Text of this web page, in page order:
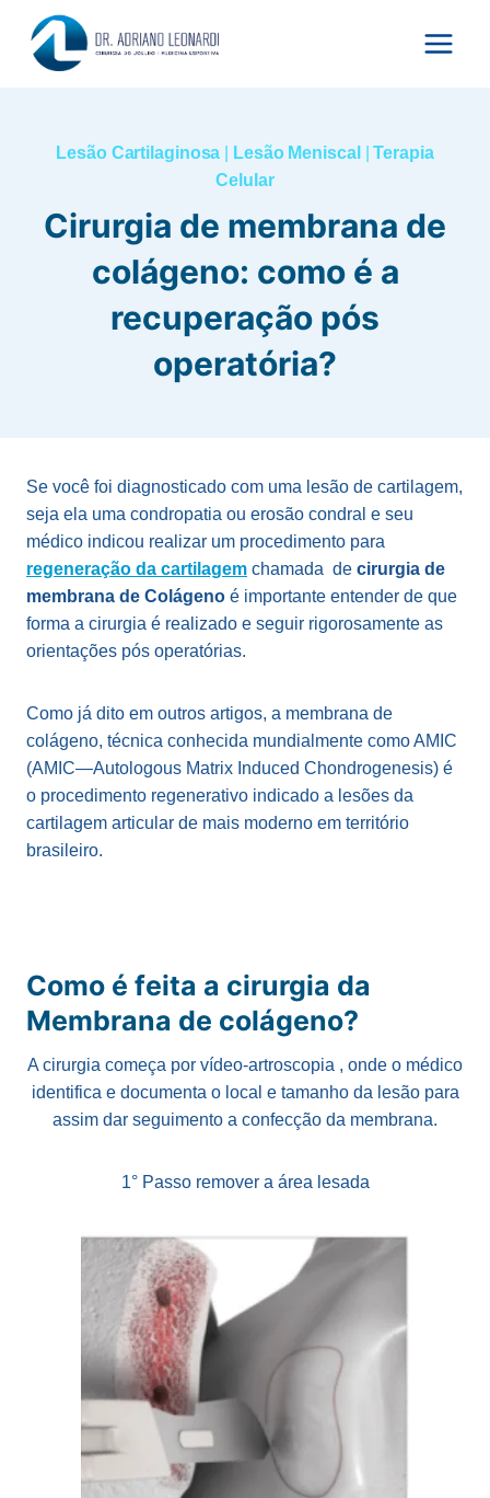
para
Lesão Cartilaginosa Lesão Meniscal |Terapia
Celular
Cirurgia de membrana de
colágeno: como é a
recuperação pós
operatória?
Se você foi diagnosticado com uma lesão de cartilagem,
seja ela uma condropatia ou erosão condral e seu
médico indicou realizar um procedimento para
regeneração da cartilagem chamada de cirurgia de
membrana de Colágeno é importante entender de que
forma a cirurgia é realizado e seguir rigorosamente as
orientações pós operatórias.
Como já dito em outros artigos, a membrana de
colágeno, técnica conhecida mundialmente como AMIC
(AMIC—Autologous Matrix Induced Chondrogenesis) é
o procedimento regenerativo indicado a lesões da
cartilagem articular de mais moderno em território
brasileiro.
Como é feita a cirurgia da
Membrana de colágeno?
A cirurgia começa por vídeo-artroscopia , onde o médico
identifica e documenta o local e tamanho da lesão para
assim dar seguimento a confecção da membrana.
1° Passo remover a área lesada